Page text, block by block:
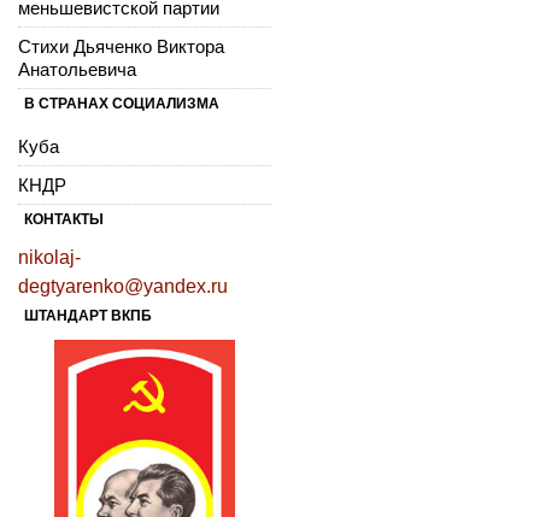
меньшевистской партии
Стихи Дьяченко Виктора
Анатольевича
В СТРАНАХ СОЦИАЛИЗМА
Куба
КНДР
КОНТАКТЫ
nikolaj-
degtyarenko@yandex.ru
ШТАНДАРТ ВКПБ